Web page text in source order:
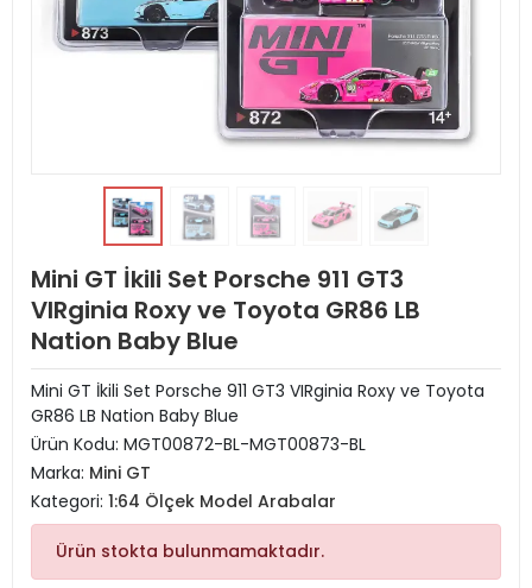
Mini GT İkili Set Porsche 911 GT3
VIRginia Roxy ve Toyota GR86 LB
Nation Baby Blue
Mini GT İkili Set Porsche 911 GT3 VIRginia Roxy ve Toyota
GR86 LB Nation Baby Blue
Ürün Kodu: MGT00872-BL-MGT00873-BL
Marka: Mini GT
Kategori: 1:64 Ölçek Model Arabalar
Ürün stokta bulunmamaktadır.